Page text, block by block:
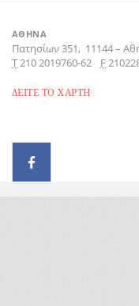
ΑΘΗΝΑ
Πατησίων 351, 11144–
Τ210 2019760-62 F
ΔΕΙΤΕ ΤΟ ΧΑΡΤΗ